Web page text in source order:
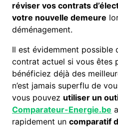
réviser vos contrats
votre nouvelle demeure
déménagement.
Il est évidemment possible
contrat actuel si vous êtes
bénéficiez déjà des
n’est jamais superflu de
vous pouvez utiliser un
Comparateur-Energie.be
rapidement uncomparatif